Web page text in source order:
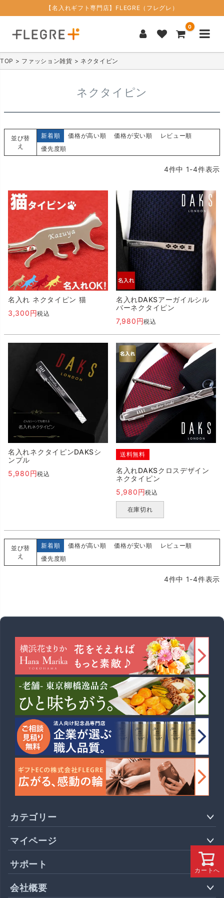
【名入れギフト専門店】FLEGRE（フレグレ）
0
TOP ファッション雑貨 ネクタイピン
ネクタイピン
並び替
え
新着順 価格が高い順 価格が安い順
レビュー順
優先度順
4件中 1-4件表示
名入れ ネクタイピン 猫
3,300
税込
名入れDAKSアーガイルシル
バーネクタイピン
7,980
税込
名入れネクタイピンDAKSシ
ンプル
5,980
税込
送料無料
名入れDAKSクロスデザイン
ネクタイピン
5,980
税込
在庫切れ
並び替
え
新着順 価格が高い順 価格が安い順
レビュー順
優先度順
4件中 1-4件表示
カートへ
カテゴリー
マイページ
サポート
会社概要